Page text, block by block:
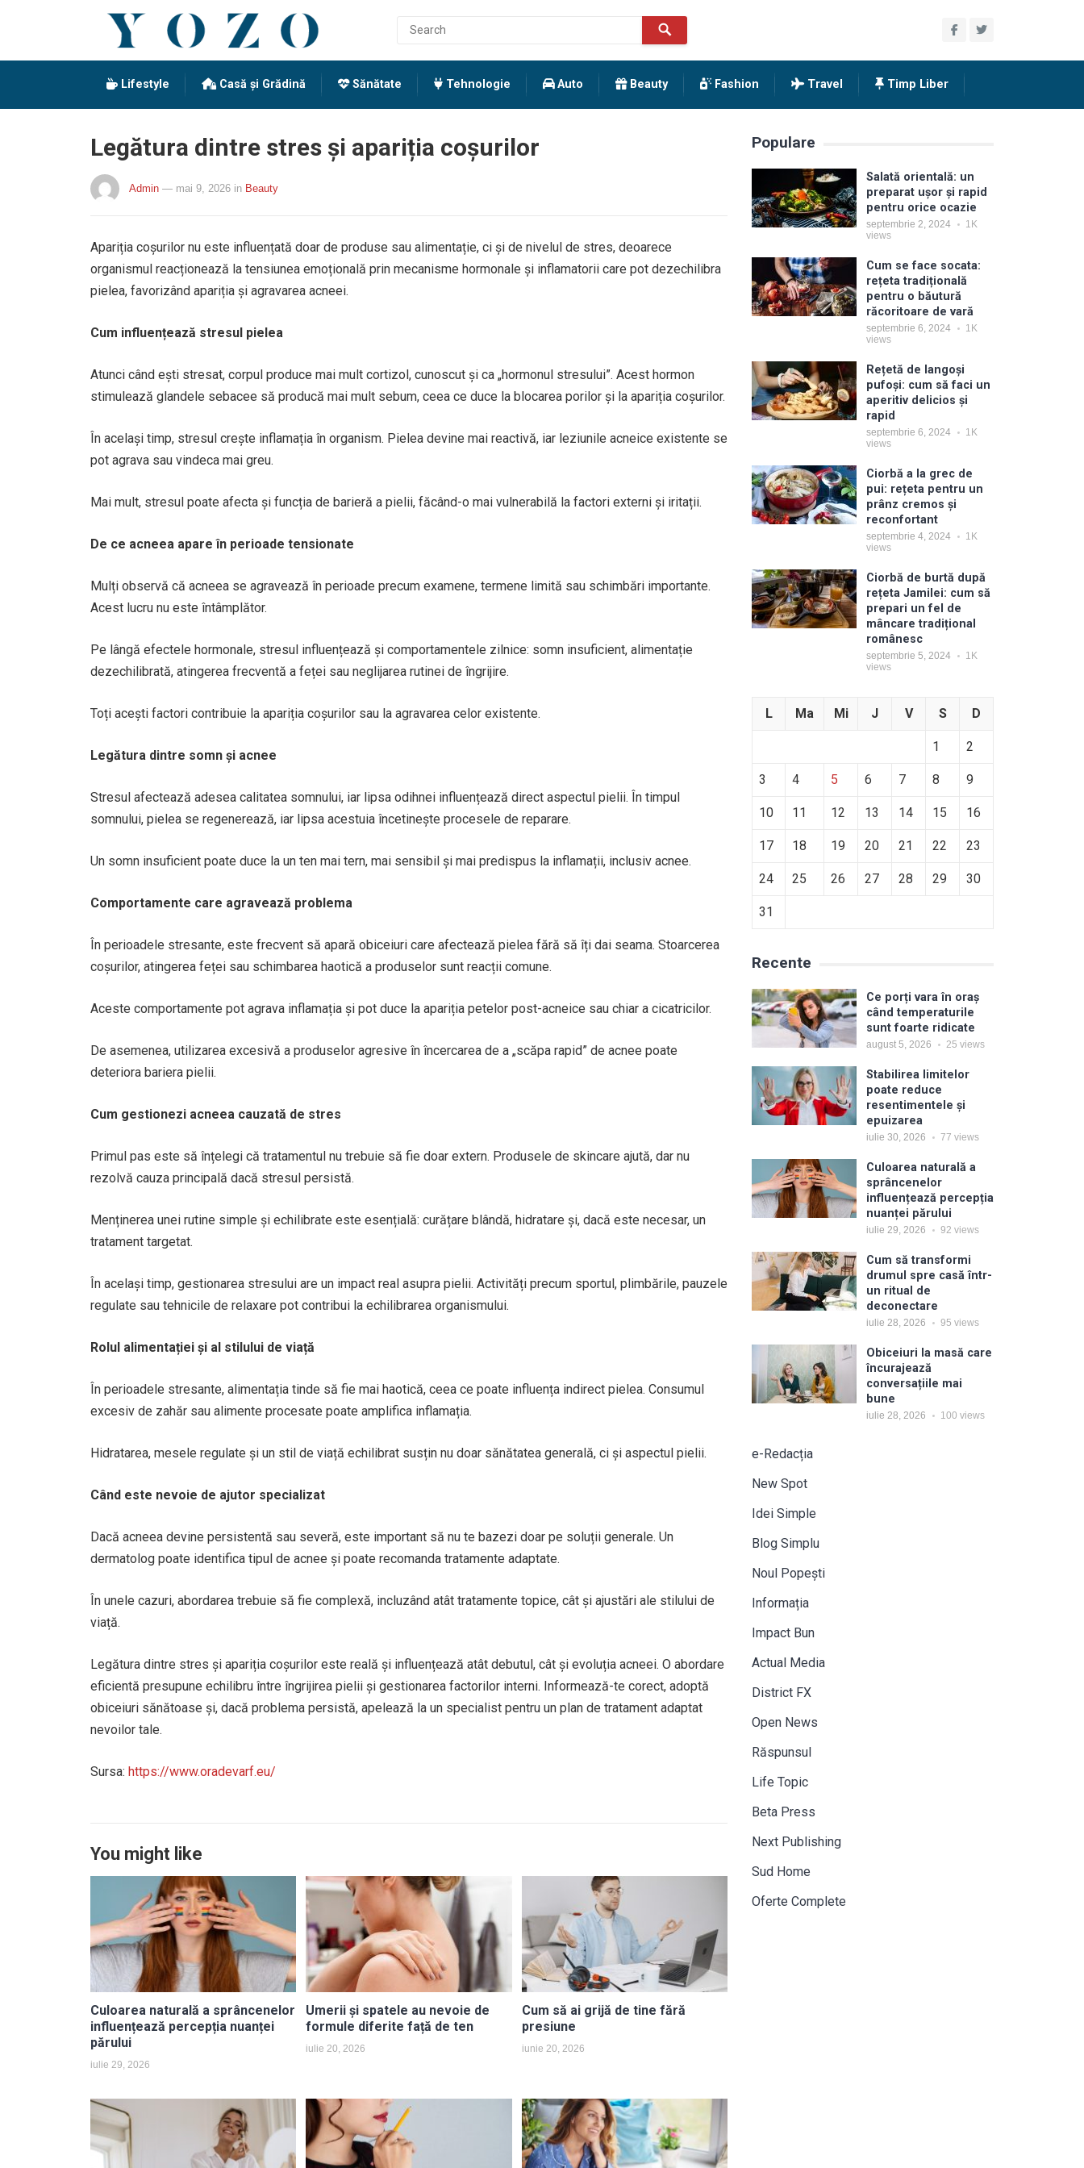
Lifestyle Casă și Grădină Sănătate Tehnologie Auto Beauty Fashion Travel Timp Liber
Legătura dintre stres și apariția coșurilor
Admin — mai 9, 2026 in Beauty
Apariția coșurilor nu este influențată doar de produse sau alimentație, ci și de nivelul de stres, deoarece
organismul reacționează la tensiunea emoțională prin mecanisme hormonale și inflamatorii care pot dezechilibra
pielea, favorizând apariția și agravarea acneei.
Cum influențează stresul pielea
Atunci când ești stresat, corpul produce mai mult cortizol, cunoscut și ca „hormonul stresului”. Acest hormon
stimulează glandele sebacee să producă mai mult sebum, ceea ce duce la blocarea porilor și la apariția coșurilor.
În același timp, stresul crește inflamația în organism. Pielea devine mai reactivă, iar leziunile acneice existente se
pot agrava sau vindeca mai greu.
Mai mult, stresul poate afecta și funcția de barieră a pielii, făcând-o mai vulnerabilă la factori externi și iritații.
De ce acneea apare în perioade tensionate
Mulți observă că acneea se agravează în perioade precum examene, termene limită sau schimbări importante.
Acest lucru nu este întâmplător.
Pe lângă efectele hormonale, stresul influențează și comportamentele zilnice: somn insuficient, alimentație
dezechilibrată, atingerea frecventă a feței sau neglijarea rutinei de îngrijire.
Toți acești factori contribuie la apariția coșurilor sau la agravarea celor existente.
Legătura dintre somn și acnee
Stresul afectează adesea calitatea somnului, iar lipsa odihnei influențează direct aspectul pielii. În timpul
somnului, pielea se regenerează, iar lipsa acestuia încetinește procesele de reparare.
Un somn insuficient poate duce la un ten mai tern, mai sensibil și mai predispus la inflamații, inclusiv acnee.
Comportamente care agravează problema
În perioadele stresante, este frecvent să apară obiceiuri care afectează pielea fără să îți dai seama. Stoarcerea
coșurilor, atingerea feței sau schimbarea haotică a produselor sunt reacții comune.
Aceste comportamente pot agrava inflamația și pot duce la apariția petelor post-acneice sau chiar a cicatricilor.
De asemenea, utilizarea excesivă a produselor agresive în încercarea de a „scăpa rapid” de acnee poate
deteriora bariera pielii.
Cum gestionezi acneea cauzată de stres
Primul pas este să înțelegi că tratamentul nu trebuie să fie doar extern. Produsele de skincare ajută, dar nu
rezolvă cauza principală dacă stresul persistă.
Menținerea unei rutine simple și echilibrate este esențială: curățare blândă, hidratare și, dacă este necesar, un
tratament targetat.
În același timp, gestionarea stresului are un impact real asupra pielii. Activități precum sportul, plimbările, pauzele
regulate sau tehnicile de relaxare pot contribui la echilibrarea organismului.
Rolul alimentației și al stilului de viață
În perioadele stresante, alimentația tinde să fie mai haotică, ceea ce poate influența indirect pielea. Consumul
excesiv de zahăr sau alimente procesate poate amplifica inflamația.
Hidratarea, mesele regulate și un stil de viață echilibrat susțin nu doar sănătatea generală, ci și aspectul pielii.
Când este nevoie de ajutor specializat
Dacă acneea devine persistentă sau severă, este important să nu te bazezi doar pe soluții generale. Un
dermatolog poate identifica tipul de acnee și poate recomanda tratamente adaptate.
În unele cazuri, abordarea trebuie să fie complexă, incluzând atât tratamente topice, cât și ajustări ale stilului de
viață.
Legătura dintre stres și apariția coșurilor este reală și influențează atât debutul, cât și evoluția acneei. O abordare
eficientă presupune echilibru între îngrijirea pielii și gestionarea factorilor interni. Informează-te corect, adoptă
obiceiuri sănătoase și, dacă problema persistă, apelează la un specialist pentru un plan de tratament adaptat
nevoilor tale.
Sursa: https://www.oradevarf.eu/
You might like
Culoarea naturală a sprâncenelor
influențează percepția nuanței
părului
iulie 29, 2026
Umerii și spatele au nevoie de
formule diferite față de ten
iulie 20, 2026
Cum să ai grijă de tine fără
presiune
iunie 20, 2026
Populare
Salată orientală: un
preparat ușor și rapid
pentru orice ocazie
septembrie 2, 2024
1K
views
Cum se face socata:
rețeta tradițională
pentru o băutură
răcoritoare de vară
septembrie 6, 2024
1K
views
Rețetă de langoși
pufoși: cum să faci un
aperitiv delicios și
rapid
septembrie 6, 2024
1K
views
Ciorbă a la grec de
pui: rețeta pentru un
prânz cremos și
reconfortant
septembrie 4, 2024
1K
views
Ciorbă de burtă după
rețeta Jamilei: cum să
prepari un fel de
mâncare tradițional
românesc
septembrie 5, 2024
1K
views
L Ma Mi J V S D
1 2
3 4 5 6 7 8 9
10 11 12 13 14 15 16
17 18 19 20 21 22 23
24 25 26 27 28 29 30
31
Recente
Ce porți vara în oraș
când temperaturile
sunt foarte ridicate
august 5, 2026 25 views
Stabilirea limitelor
poate reduce
resentimentele și
epuizarea
iulie 30, 2026 77 views
Culoarea naturală a
sprâncenelor
influențează percepția
nuanței părului
iulie 29, 2026 92 views
Cum să transformi
drumul spre casă într-
un ritual de
deconectare
iulie 28, 2026 95 views
Obiceiuri la masă care
încurajează
conversațiile mai
bune
iulie 28, 2026 100 views
e-Redacția
New Spot
Idei Simple
Blog Simplu
Noul Popești
Informația
Impact Bun
Actual Media
District FX
Open News
Răspunsul
Life Topic
Beta Press
Next Publishing
Sud Home
Oferte Complete